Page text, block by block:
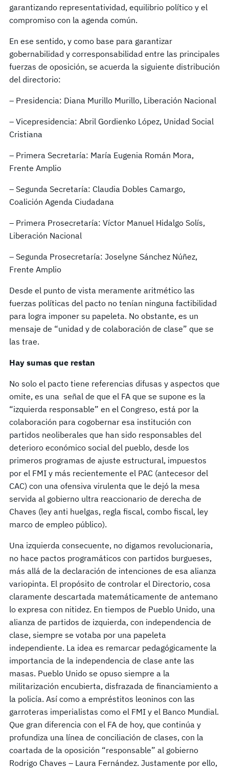
garantizando representatividad, equilibrio político y el
compromiso con la agenda común.
En ese sentido, y como base para garantizar
gobernabilidad y corresponsabilidad entre las principales
fuerzas de oposición, se acuerda la siguiente distribución
del directorio:
– Presidencia: Diana Murillo Murillo, Liberación Nacional
– Vicepresidencia: Abril Gordienko López, Unidad Social
Cristiana
– Primera Secretaría: María Eugenia Román Mora,
Frente Amplio
– Segunda Secretaría: Claudia Dobles Camargo,
Coalición Agenda Ciudadana
– Primera Prosecretaría: Víctor Manuel Hidalgo Solís,
Liberación Nacional
– Segunda Prosecretaría: Joselyne Sánchez Núñez,
Frente Amplio
Desde el punto de vista meramente aritmético las
fuerzas políticas del pacto no tenían ninguna factibilidad
para logra imponer su papeleta. No obstante, es un
mensaje de “unidad y de colaboración de clase” que se
las trae.
Hay sumas que restan
No solo el pacto tiene referencias difusas y aspectos que
omite, es una señal de que el FA que se supone es la
“izquierda responsable” en el Congreso, está por la
colaboración para cogobernar esa institución con
partidos neoliberales que han sido responsables del
deterioro económico social del pueblo, desde los
primeros programas de ajuste estructural, impuestos
por el FMI y más recientemente el PAC (antecesor del
CAC) con una ofensiva virulenta que le dejó la mesa
servida al gobierno ultra reaccionario de derecha de
Chaves (ley anti huelgas, regla fiscal, combo fiscal, ley
marco de empleo público).
Una izquierda consecuente, no digamos revolucionaria,
no hace pactos programáticos con partidos burgueses,
más allá de la declaración de intenciones de esa alianza
variopinta. El propósito de controlar el Directorio, cosa
claramente descartada matemáticamente de antemano
lo expresa con nitidez. En tiempos de Pueblo Unido, una
alianza de partidos de izquierda, con independencia de
clase, siempre se votaba por una papeleta
independiente. La idea es remarcar pedagógicamente la
importancia de la independencia de clase ante las
masas. Pueblo Unido se opuso siempre a la
militarización encubierta, disfrazada de financiamiento a
la policía. Así como a empréstitos leoninos con las
garroteras imperialistas como el FMI y el Banco Mundial.
Que gran diferencia con el FA de hoy, que continúa y
profundiza una línea de conciliación de clases, con la
coartada de la oposición “responsable” al gobierno
Rodrigo Chaves – Laura Fernández. Justamente por ello,